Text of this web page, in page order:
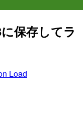
保存してラ
Load